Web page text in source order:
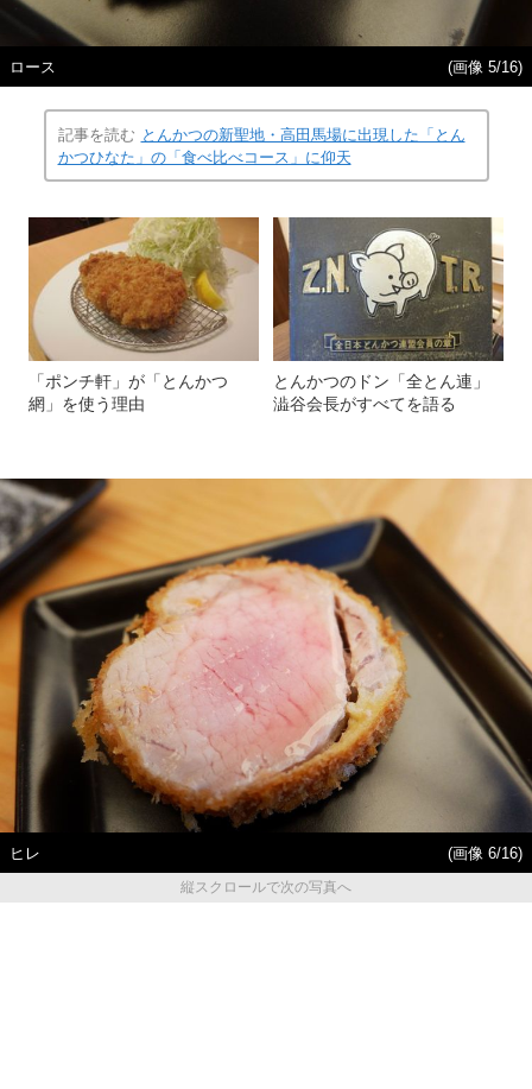
ロース (画像 5/16)
記事を読む とんかつの新聖地・高田馬場に出現した「とん
かつひなた」の「食べ比べコース」に仰天
「ポンチ軒」が「とんかつ
網」を使う理由
とんかつのドン「全とん連」
澁谷会長がすべてを語る
ヒレ
(画像 6/16)
縦スクロールで次の写真へ